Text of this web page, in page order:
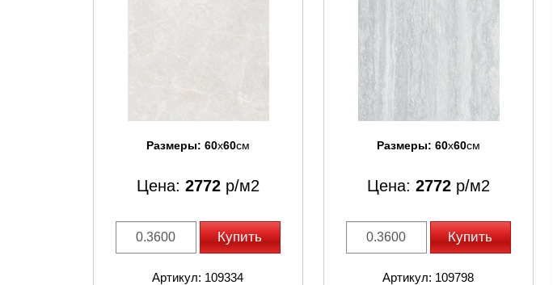
Размеры: 60x60см
Цена: 2772р/м2
Купить
Артикул: 109334
Размеры: 60x60см
Цена: 2772р/м2
Купить
Артикул: 109798